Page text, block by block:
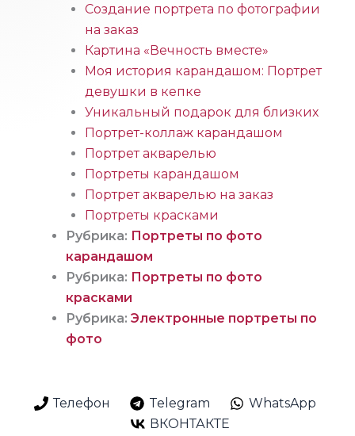
Создание портрета по фотографии
на заказ
Картина «Вечность вместе»
Моя история карандашом: Портрет
девушки в кепке
Уникальный подарок для близких
Портрет-коллаж карандашом
Портрет акварелью
Портреты карандашом
Портрет акварелью на заказ
Портреты красками
Рубрика: Портреты по фото
карандашом
Рубрика: Портреты по фото
красками
Рубрика: Электронные портреты по
фото
Телефон Telegram
WhatsApp
ВКОНТАКТЕ